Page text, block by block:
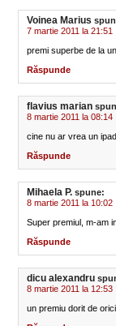
Voinea Marius
7 martie 2011 la 21:51
premi superbe de la
Răspunde
flavius marian
8 martie 2011 la 08:14
cine nu ar vrea un
Răspunde
Mihaela P. spune:
8 martie 2011 la 10:02
Super premiul, m-am
Răspunde
dicu alexandru
8 martie 2011 la 12:53
un premiu dorit de